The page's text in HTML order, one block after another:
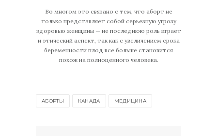
Во многом это связано с тем, что аборт не
только представляет собой серьезную угрозу
здоровью женщины — не последнюю роль играет
и этический аспект, так как с увеличением срока
беременности плод все больше становится
похож на полноценного человека.
АБОРТЫ КАНАДА МЕДИЦИНА